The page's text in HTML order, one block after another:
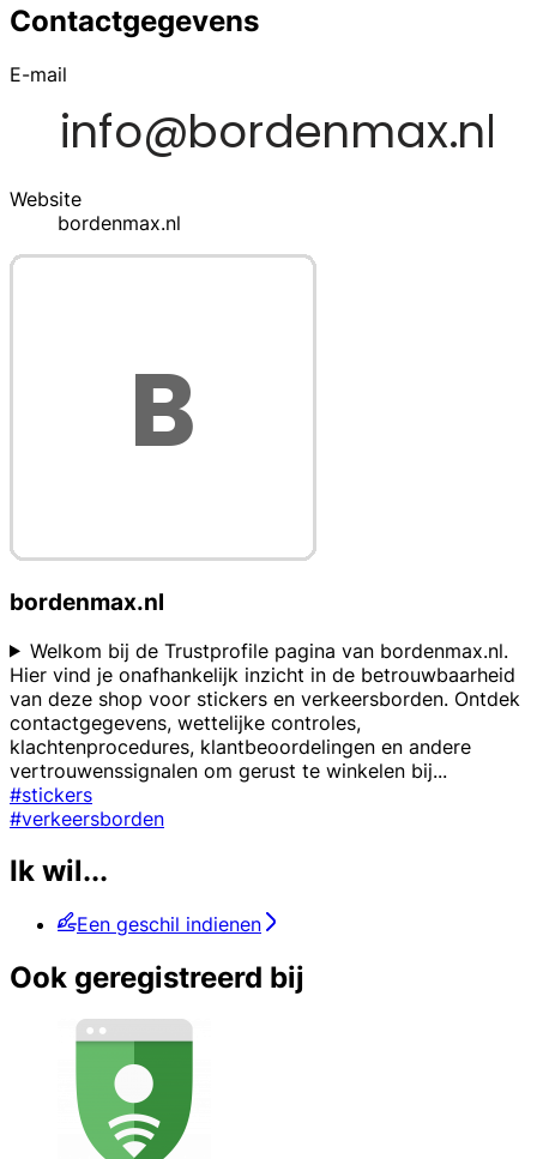
Contactgegevens
E-mail
Website
bordenmax.nl
bordenmax.nl
Welkom bij de Trustprofile pagina van bordenmax.nl.
Hier vind je onafhankelijk inzicht in de betrouwbaarheid
van deze shop voor stickers en verkeersborden. Ontdek
contactgegevens, wettelijke controles,
klachtenprocedures, klantbeoordelingen en andere
vertrouwenssignalen om gerust te winkelen bij...
#stickers
#verkeersborden
Ik wil...
Een geschil indienen
Ook geregistreerd bij